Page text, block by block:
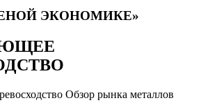
ЭКОНОМИКЕ»
Обзор рынка металлов